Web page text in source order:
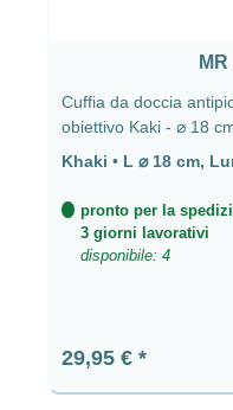
Cuffia da doccia
obiettivo Kaki - ⌀ 18
Khaki • L ⌀ 18 cm,
pronto per la
3 giorni lavorativi
disponibile: 4
Prezzo normale:
29,95 €